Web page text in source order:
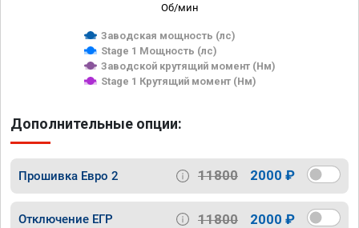
Об/мин
Заводская мощность (лс)
Stage 1 Мощность (лс)
Заводской крутящий момент (Нм)
Stage 1 Крутящий момент (Нм)
Дополнительные опции:
Прошивка Евро 2 11800 2000 ₽
Отключение ЕГР 11800 2000 ₽